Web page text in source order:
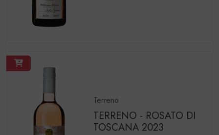
Terreno
TERRENO - ROSATO DI
TOSCANA 2023